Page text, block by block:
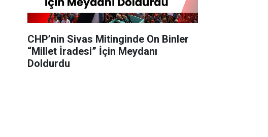
CHP’nin Sivas Mitinginde On Binler
“Millet İradesi” İçin Meydanı
Doldurdu